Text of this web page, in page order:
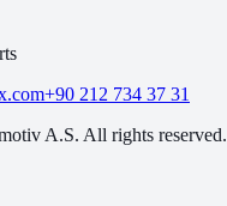
+90 212 734 37 31
A.S. All rights reserved.